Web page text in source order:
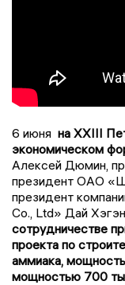
6 июня на XXIII
экономическом
Алексей Дюмин,
президент ОАО
президент
Co., Ltd» Дай
сотрудничестве
проекта по
аммиака,
мощностью 700